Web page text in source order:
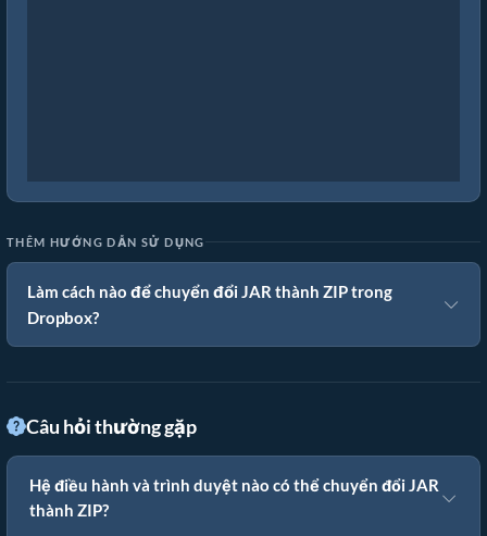
THÊM HƯỚNG DẪN SỬ DỤNG
Làm cách nào để chuyển đổi JAR thành ZIP trong
Dropbox?
Câu hỏi thường gặp
Hệ điều hành và trình duyệt nào có thể chuyển đổi JAR
thành ZIP?